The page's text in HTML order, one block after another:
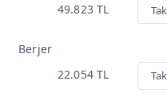
49.823 TL
Berjer
22.054 TL